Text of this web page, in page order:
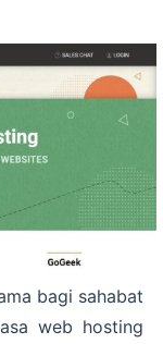
bagi sahabat
web hosting